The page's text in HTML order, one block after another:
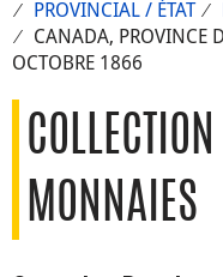
PROVINCIAL / ÉTAT
CANADA, PROVINCE
OCTOBRE 1866
MONNAIES